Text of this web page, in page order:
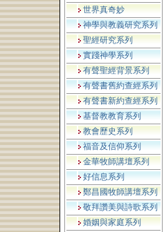
世界真奇妙
神學與教義研究系列
聖經研究系列
實踐神學系列
有聲聖經背景系列
有聲書舊約查經系列
有聲書新約查經系列
基督教教育系列
教會歷史系列
福音及信仰系列
金華牧師講壇系列
好信息系列
鄭昌國牧師講壇系列
敬拜讚美與詩歌系列
婚姻與家庭系列